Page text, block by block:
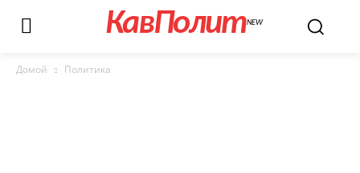
КавПолитNEW
Домой Политика